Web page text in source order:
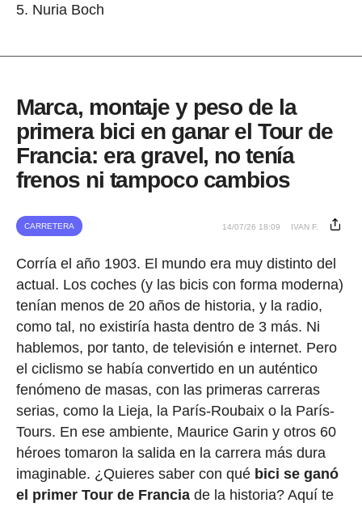
Nuria Boch
Marca, montaje y peso de la
primera bici en ganar el Tour de
Francia: era gravel, no tenía
frenos ni tampoco cambios
CARRETERA 14/07/26 18:09 IVAN F.
Corría el año 1903. El mundo era muy distinto del
actual. Los coches (y las bicis con forma moderna)
tenían menos de 20 años de historia, y la radio,
como tal, no existiría hasta dentro de 3 más. Ni
hablemos, por tanto, de televisión e internet. Pero
el ciclismo se había convertido en un auténtico
fenómeno de masas, con las primeras carreras
serias, como la Lieja, la París-Roubaix o la París-
Tours. En ese ambiente, Maurice Garin y otros 60
héroes tomaron la salida en la carrera más dura
imaginable. ¿Quieres saber con qué bici se ganó
el primer Tour de Franciade la historia? Aquí te